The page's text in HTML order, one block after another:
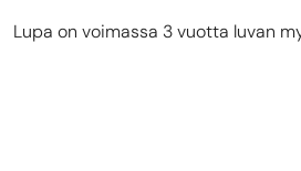
Lupa on voimassa 3 vuotta luvan